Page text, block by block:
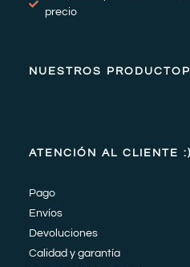
precio
NUESTROS PRODUCTOP
ATENCIÓN AL CLIENTE :)
Pago
Envíos
Devoluciones
Calidad y garantía